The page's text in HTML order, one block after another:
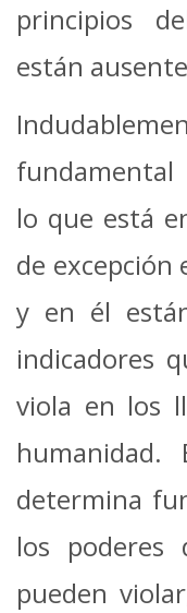
principios
están
lo que está
de excepción
y en él
indicadores
viola en los
humanidad.
determina
los poderes
pueden